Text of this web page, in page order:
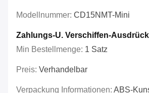
Modellnummer: CD15NMT-Mini
Zahlungs-U. Verschiffen-
Min Bestellmenge: 1 Satz
Preis: Verhandelbar
Verpackung Informationen: ABS-